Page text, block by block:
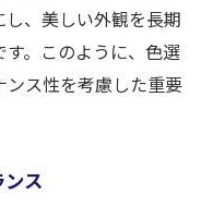
、美しい外観を長期
。このように、色選
ス性を考慮した重要
ス